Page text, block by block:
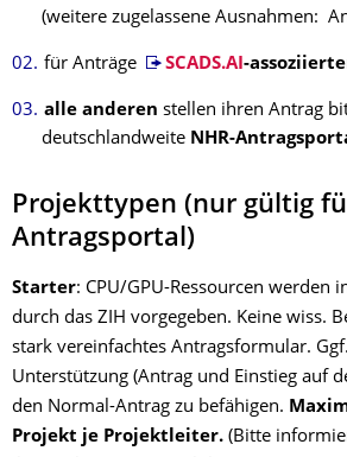
(weitere zugelassene Ausnahmen:
für Anträge SCADS.AI-
alle anderen stellen ihren Antrag
deutschlandweite NHR-
Projekttypen (nur gültig
Antragsportal)
Starter: CPU/GPU-Ressourcen werden
durch das ZIH vorgegeben. Keine wiss.
stark vereinfachtes Antragsformular.
Unterstützung (Antrag und Einstieg auf
den Normal-Antrag zu befähigen.
Projekt je Projektleiter. (Bitte